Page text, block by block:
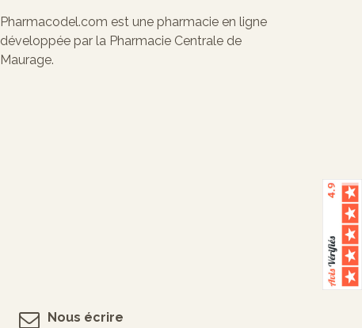
Pharmacodel.com est une pharmacie en ligne
développée par la Pharmacie Centrale de
Maurage.
Nous écrire